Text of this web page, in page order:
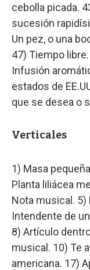
cebolla picada.
sucesión
Un pez, o una
47) Tiempo
Infusión
estados de
que se desea o
Verticales
1) Masa
Planta liliácea
Nota musical.
Intendente de
8) Artículo
musical. 10) Te
americana. 17)